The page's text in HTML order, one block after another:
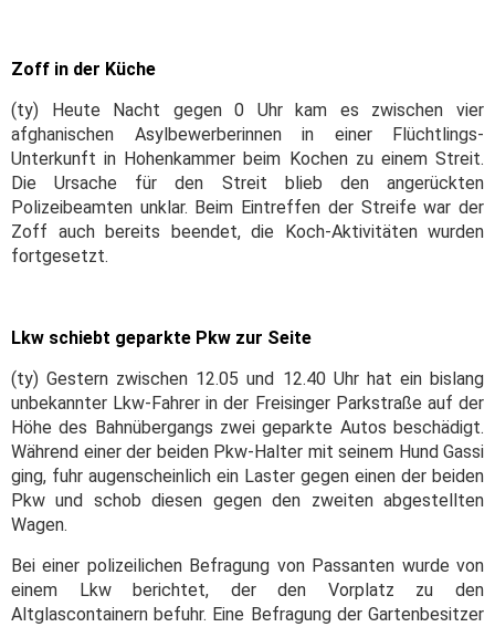
Zoff in der Küche
(ty) Heute Nacht gegen 0 Uhr kam es zwischen vier
afghanischen Asylbewerberinnen in einer Flüchtlings-
Unterkunft in Hohenkammer beim Kochen zu einem Streit.
Die Ursache für den Streit blieb den angerückten
Polizeibeamten unklar. Beim Eintreffen der Streife war der
Zoff auch bereits beendet, die Koch-Aktivitäten wurden
fortgesetzt.
Lkw schiebt geparkte Pkw zur Seite
(ty) Gestern zwischen 12.05 und 12.40 Uhr hat ein bislang
unbekannter Lkw-Fahrer in der Freisinger Parkstraße auf der
Höhe des Bahnübergangs zwei geparkte Autos beschädigt.
Während einer der beiden Pkw-Halter mit seinem Hund Gassi
ging, fuhr augenscheinlich ein Laster gegen einen der beiden
Pkw und schob diesen gegen den zweiten abgestellten
Wagen.
Bei einer polizeilichen Befragung von Passanten wurde von
einem Lkw berichtet, der den Vorplatz zu den
Altglascontainern befuhr. Eine Befragung der Gartenbesitzer